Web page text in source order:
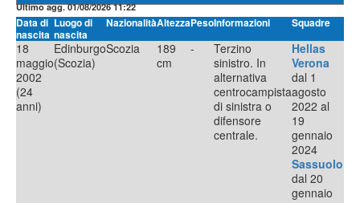
Ultimo agg. 01/08/2026 11:22
Data di
nascita
Luogo di
nascita
NazionalitàAltezzaPesoInformazioni Squadre
18
maggio
2002
(24
anni)
Edinburgo
(Scozia)
Scozia
189
cm
-
Terzino
sinistro. In
alternativa
centrocampista
di sinistra o
difensore
centrale.
Hellas
Verona
dal 1
agosto
2022 al
19
gennaio
2024
Sassuolo
dal 20
gennaio